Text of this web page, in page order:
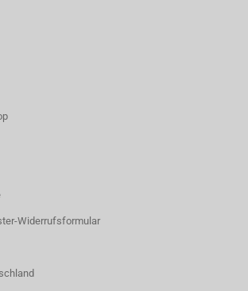
Widerrufsformular